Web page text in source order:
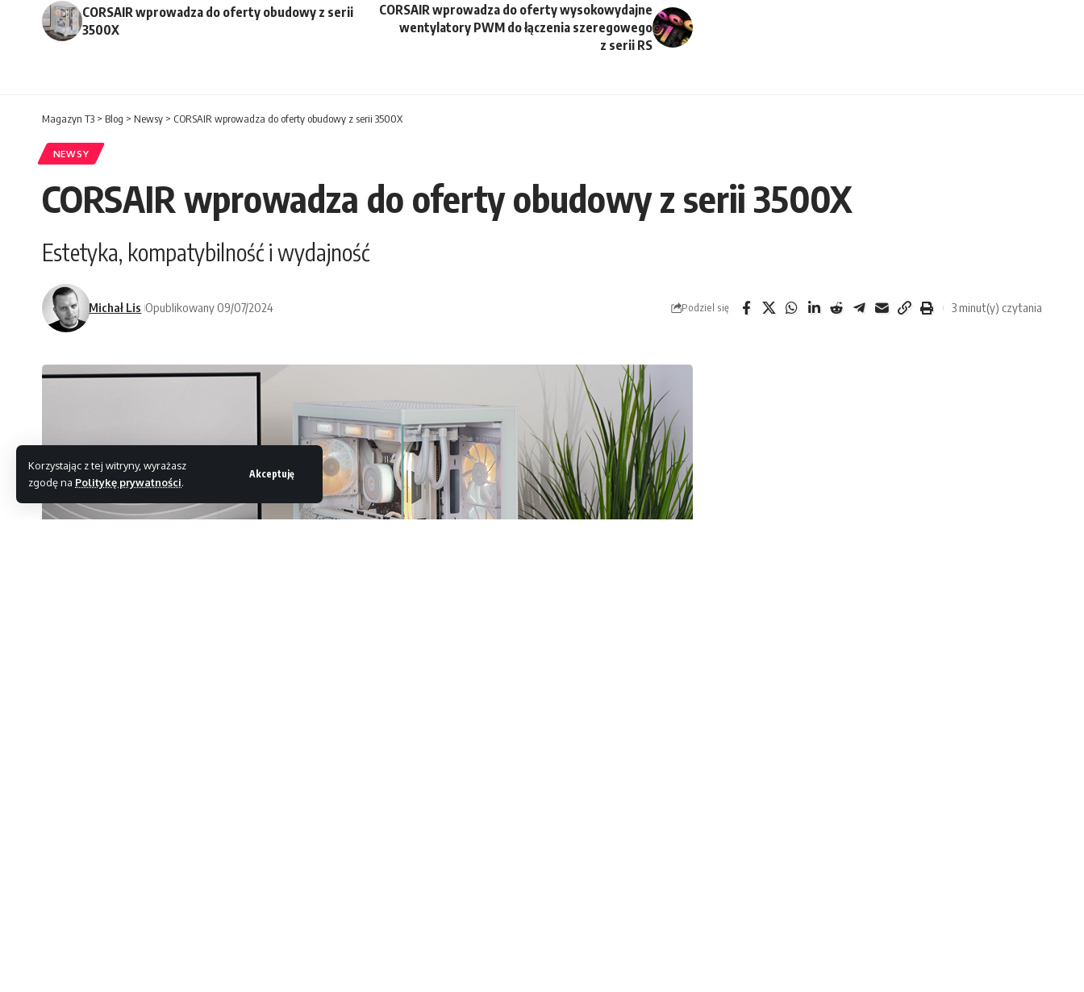
Korzystając z tej witryny, wyrażasz
zgodę na Politykę prywatności.
Akceptuję
CORSAIR wprowadza do oferty obudowy z serii
3500X
CORSAIR wprowadza do oferty wysokowydajne
wentylatory PWM do łączenia szeregowego
z serii RS
Magazyn T3 > Blog > Newsy > CORSAIR wprowadza do oferty obudowy z serii 3500X
NEWSY
CORSAIR wprowadza do oferty obudowy z serii 3500X
Estetyka, kompatybilność i wydajność
Michał Lis Opublikowany 09/07/2024 Podziel się 3 minut(y) czytania